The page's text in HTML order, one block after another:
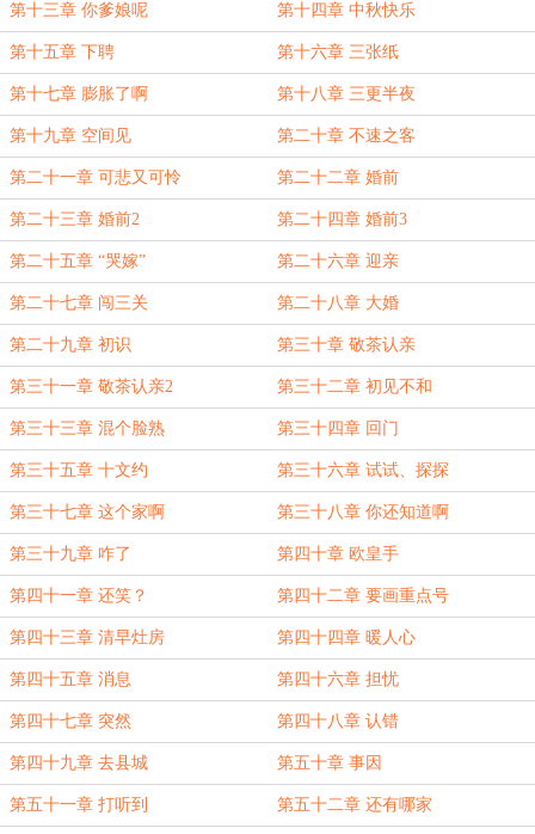
第十三章 你爹娘呢 第十四章 中秋快乐
第十五章 下聘 第十六章 三张纸
第十七章 膨胀了啊 第十八章 三更半夜
第十九章 空间见 第二十章 不速之客
第二十一章 可悲又可怜 第二十二章 婚前
第二十三章 婚前2 第二十四章 婚前3
第二十五章 “哭嫁” 第二十六章 迎亲
第二十七章 闯三关 第二十八章 大婚
第二十九章 初识 第三十章 敬茶认亲
第三十一章 敬茶认亲2 第三十二章 初见不和
第三十三章 混个脸熟 第三十四章 回门
第三十五章 十文约 第三十六章 试试、探探
第三十七章 这个家啊 第三十八章 你还知道啊
第三十九章 咋了 第四十章 欧皇手
第四十一章 还笑？ 第四十二章 要画重点号
第四十三章 清早灶房 第四十四章 暖人心
第四十五章 消息 第四十六章 担忧
第四十七章 突然 第四十八章 认错
第四十九章 去县城 第五十章 事因
第五十一章 打听到 第五十二章 还有哪家